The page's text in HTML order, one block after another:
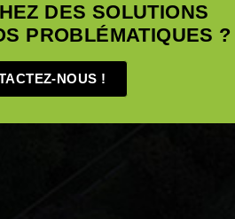
DES SOLUTIONS
PROBLÉMATIQUES ?
NOUS !